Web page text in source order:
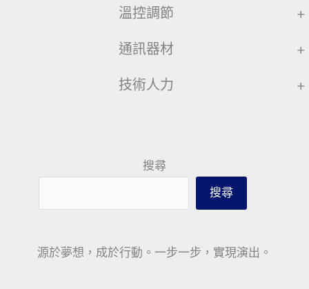
溫控調節 +
通訊器材 +
技術人力 +
搜尋
搜尋
源於夢想，成於行動。一步一步，實現演出。